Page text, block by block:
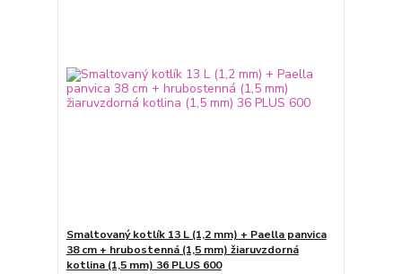
Smaltovaný kotlík 13 L (1,2 mm) + Paella panvica
38 cm + hrubostenná (1,5 mm) žiaruvzdorná
kotlina (1,5 mm) 36 PLUS 600